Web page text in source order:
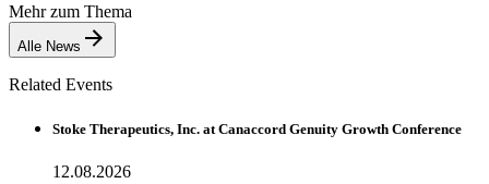
Mehr zum Thema
Alle News
Related Events
Stoke Therapeutics, Inc. at Canaccord Genuity Growth Conference
12.08.2026